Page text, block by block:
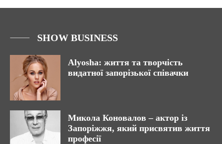
SHOW BUSINESS
Alyosha: життя та творчість
видатної запорізької співачки
Микола Коновалов – актор із
Запоріжжя, який присвятив життя
професії